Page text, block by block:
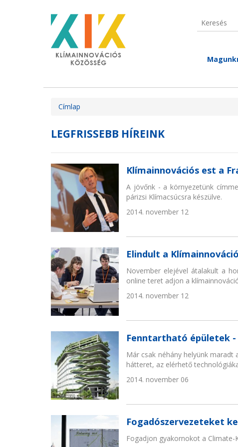
Ugrás a tartalomra Keresés
Keresés
Jelenlegi hely
Címlap
LEGFRISSEBB HÍREINK
Klímainnovációs est a
A jövőnk - a környezetünk
párizsi Klímacsúcsra készülve.
2014. november 12
Elindult a
November elejével átalakult a
online teret adjon a
2014. november 12
Fenntartható épületek
Már csak néhány helyünk
hátteret, az elérhető
2014. november 06
Fogadószervezeteket
Fogadjon gyakornokot a Climate-